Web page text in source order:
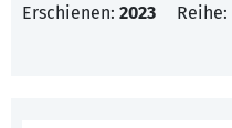
Erschienen: 2023 Reihe: